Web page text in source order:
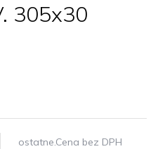
305x30
ostatne.Cena bez DPH